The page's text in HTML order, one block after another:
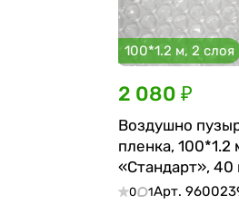
100*1.2 м, 2 слоя
2 080 ₽
Воздушно
пленка, 100*1.2
«Стандарт», 40
двухслойная
0 1Арт.